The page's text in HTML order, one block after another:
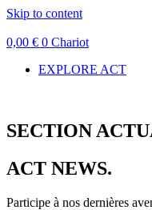
Skip to content
0,00 € 0 Chariot
EXPLORE ACT
SECTION
ACT NEWS.
Participe à nos dernières